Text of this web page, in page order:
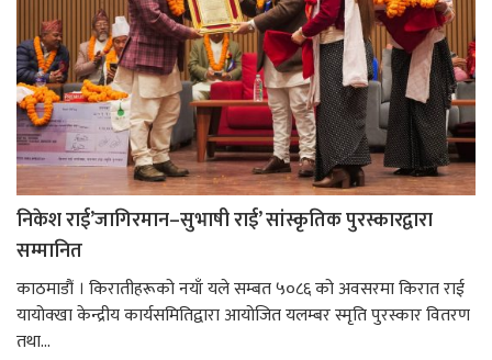
निकेश राई’जागिरमान–सुभाषी राई’ सांस्कृतिक पुरस्कारद्वारा
सम्मानित
काठमाडौं । किरातीहरूको नयाँ यले सम्बत ५०८६ को अवसरमा किरात राई
यायोक्खा केन्द्रीय कार्यसमितिद्वारा आयोजित यलम्बर स्मृति पुरस्कार वितरण
तथा...